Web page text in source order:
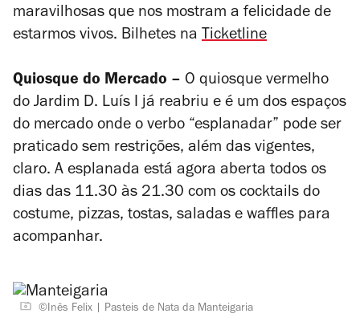
maravilhosas que nos mostram a felicidade de
estarmos vivos. Bilhetes na Ticketline
Quiosque do Mercado – O quiosque vermelho
do Jardim D. Luís I já reabriu e é um dos espaços
do mercado onde o verbo “esplanadar” pode ser
praticado sem restrições, além das vigentes,
claro. A esplanada está agora aberta todos os
dias das 11.30 às 21.30 com os cocktails do
costume, pizzas, tostas, saladas e waffles para
acompanhar.
©Inês Felix Pasteis de Nata da Manteigaria